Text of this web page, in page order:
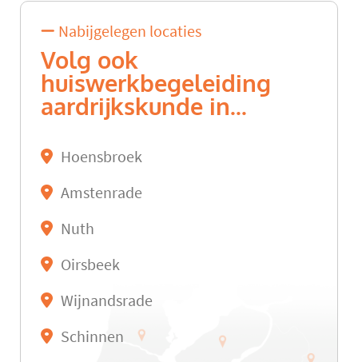
Nabijgelegen locaties
Volg ook
huiswerkbegeleiding
aardrijkskunde in...
Hoensbroek
Amstenrade
Nuth
Oirsbeek
Wijnandsrade
Schinnen